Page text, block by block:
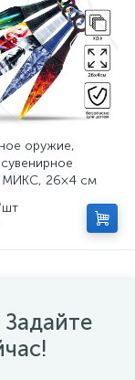
оружие,
МИКС, 26×4 см